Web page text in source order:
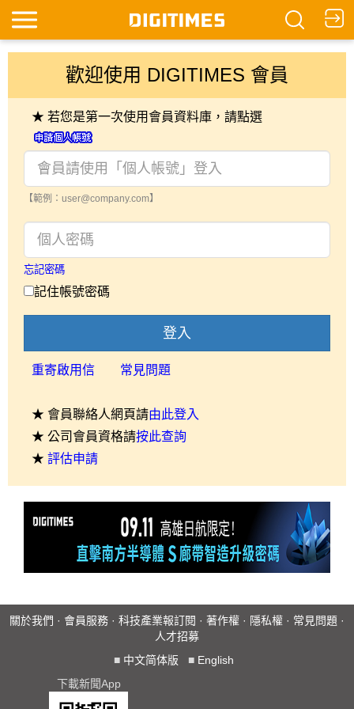
歡迎使用 DIGITIMES 會員
★ 若您是第一次使用會員資料庫，請點選
【範例：user@company.com】
忘記密碼
記住帳號密碼
登入
重寄啟用信 常見問題
★ 會員聯絡人網頁請由此登入
★ 公司會員資格請按此查詢
★ 評估申請
關於我們 · 會員服務 · 科技產業報訂閱 · 著作權 · 隱私權 · 常見問題 ·
人才招募
■ 中文简体版 ■ English
下載新聞App